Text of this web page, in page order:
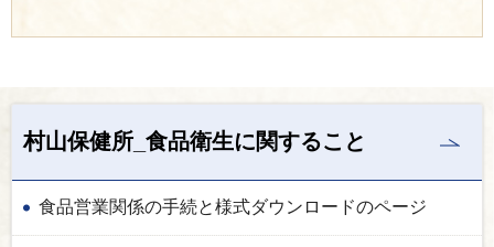
村山保健所_食品衛生に関すること
食品営業関係の手続と様式ダウンロードのページ